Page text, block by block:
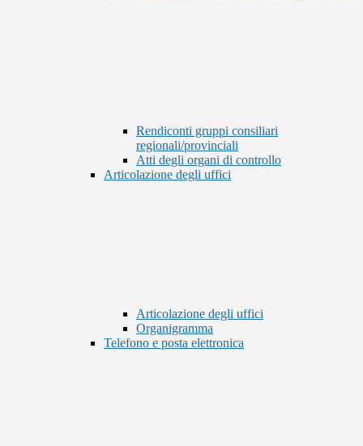
Rendiconti gruppi consiliari
regionali/provinciali
Atti degli organi di controllo
Articolazione degli uffici
Articolazione degli uffici
Organigramma
Telefono e posta elettronica